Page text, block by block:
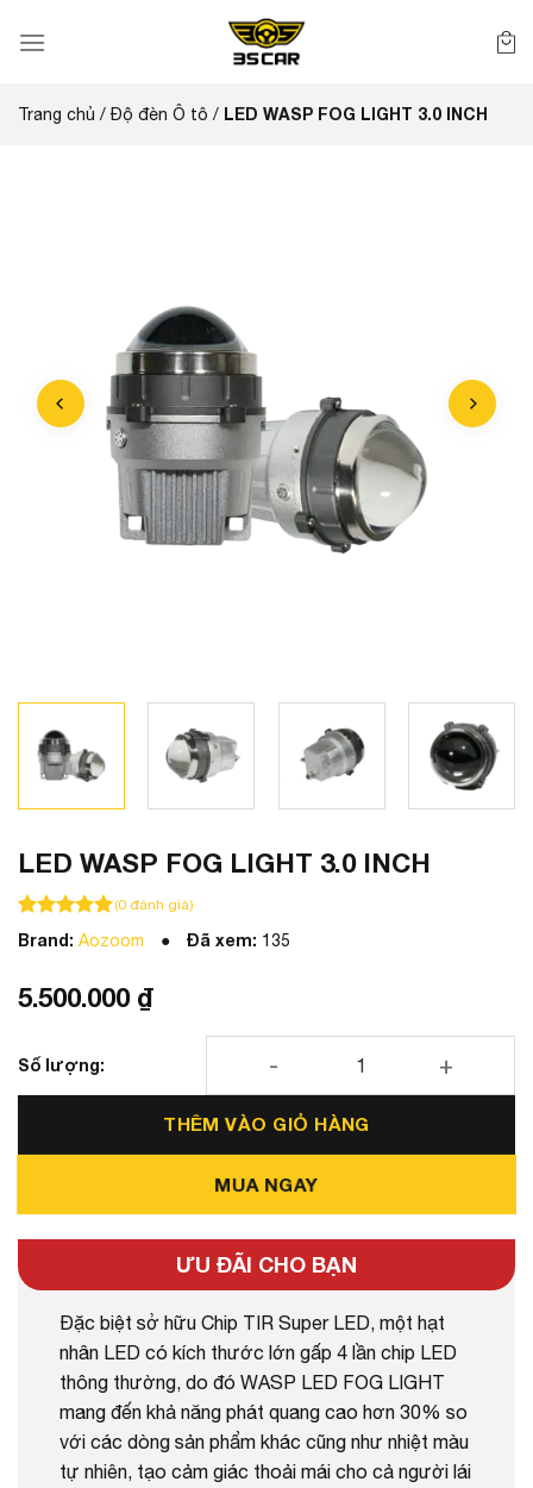
qua
dung
Trang chủ /Độ đèn Ô tô / LED WASP FOG LIGHT 3.0 INCH
LED WASP FOG LIGHT 3.0 INCH
100trên 5 dựa trên
100 đánh giá
(0đánh giá)
Brand: Aozoom Đã xem: 135
5.500.000 ₫
LED WASP FOG LIGHT 3.0 INCH số lượng
THÊM VÀO GIỎ HÀNG
MUA NGAY
ƯU ĐÃI CHO BẠN
Đặc biệt sở hữu Chip TIR Super LED, một hạt
nhân LED có kích thước lớn gấp 4 lần chip LED
thông thường, do đó WASP LED FOG LIGHT
mang đến khả năng phát quang cao hơn 30% so
với các dòng sản phẩm khác cũng như nhiệt màu
tự nhiên, tạo cảm giác thoải mái cho cả người lái